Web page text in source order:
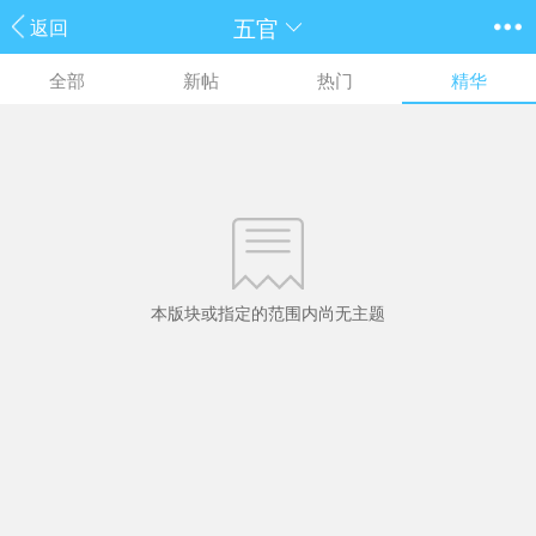
返回 五官
全部 新帖 热门 精华
本版块或指定的范围内尚无主题